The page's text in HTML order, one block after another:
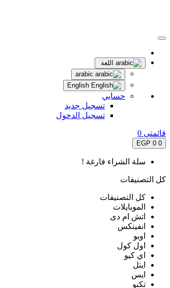
اللغة
حسابي
تسجيل جديد
تسجيل الدخول
قائمتى 0
0
0 EGP
سلة الشراء فارغة !
كل التصنيفات
كل التصنيفات
الموبايلات
اتش ام دى
انفينكس
اوبو
اول كول
اي كيو
ايتل
ايس
تكنو